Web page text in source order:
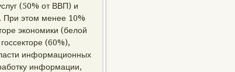
(50% от ВВП) и
При этом менее 10%
экономики (белой
(60%),
информационных
информации,